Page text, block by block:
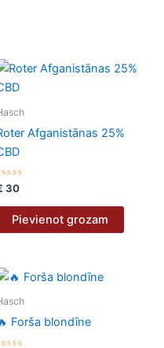
Afganistānas 25%
30
Pievienot grozam
Forša blondīne